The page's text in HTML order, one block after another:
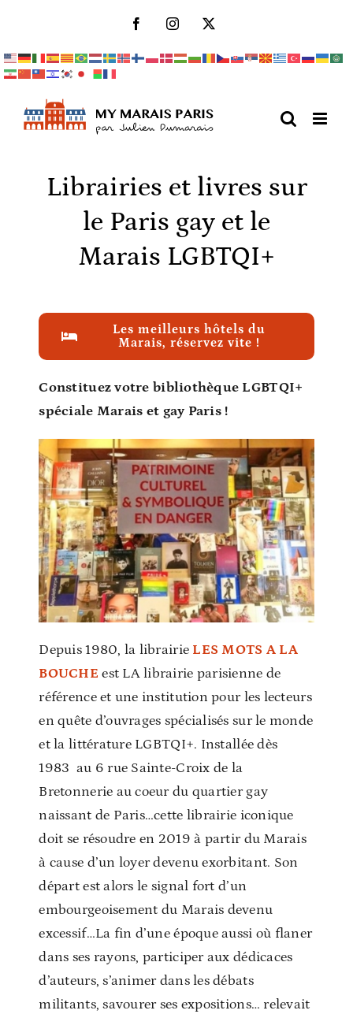
contenu
FacebookInstagram
Librairies et livres sur
le Paris gay et le
Marais LGBTQI+
Les meilleurs hôtels du
Marais, réservez vite !
Constituez votre bibliothèque LGBTQI+
spéciale Marais et gay Paris !
Depuis 1980, la librairie LES MOTS A LA
BOUCHE est LA librairie parisienne de
référence et une institution pour les lecteurs
en quête d’ouvrages spécialisés sur le monde
et la littérature LGBTQI+. Installée dès
1983 au 6 rue Sainte-Croix de la
Bretonnerie au coeur du quartier gay
naissant de Paris…cette librairie iconique
doit se résoudre en 2019 à partir du Marais
à cause d’un loyer devenu exorbitant. Son
départ est alors le signal fort d’un
embourgeoisement du Marais devenu
excessif…La fin d’une époque aussi où flaner
dans ses rayons, participer aux dédicaces
d’auteurs, s’animer dans les débats
militants, savourer ses expositions… relevait